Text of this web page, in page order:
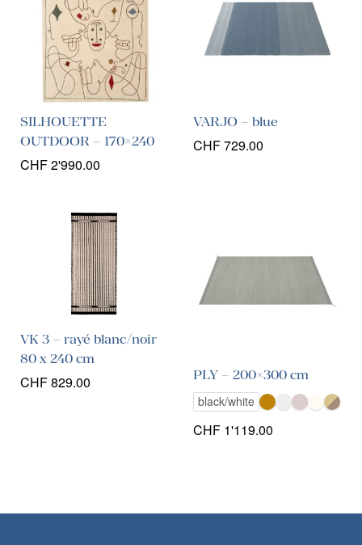
SILHOUETTE
OUTDOOR – 170×240
CHF2'990.00
VARJO – blue
CHF729.00
VK 3 – rayé blanc/noir
80 x 240 cm
CHF829.00
PLY – 200×300 cm
black/white
CHF 1'119.00